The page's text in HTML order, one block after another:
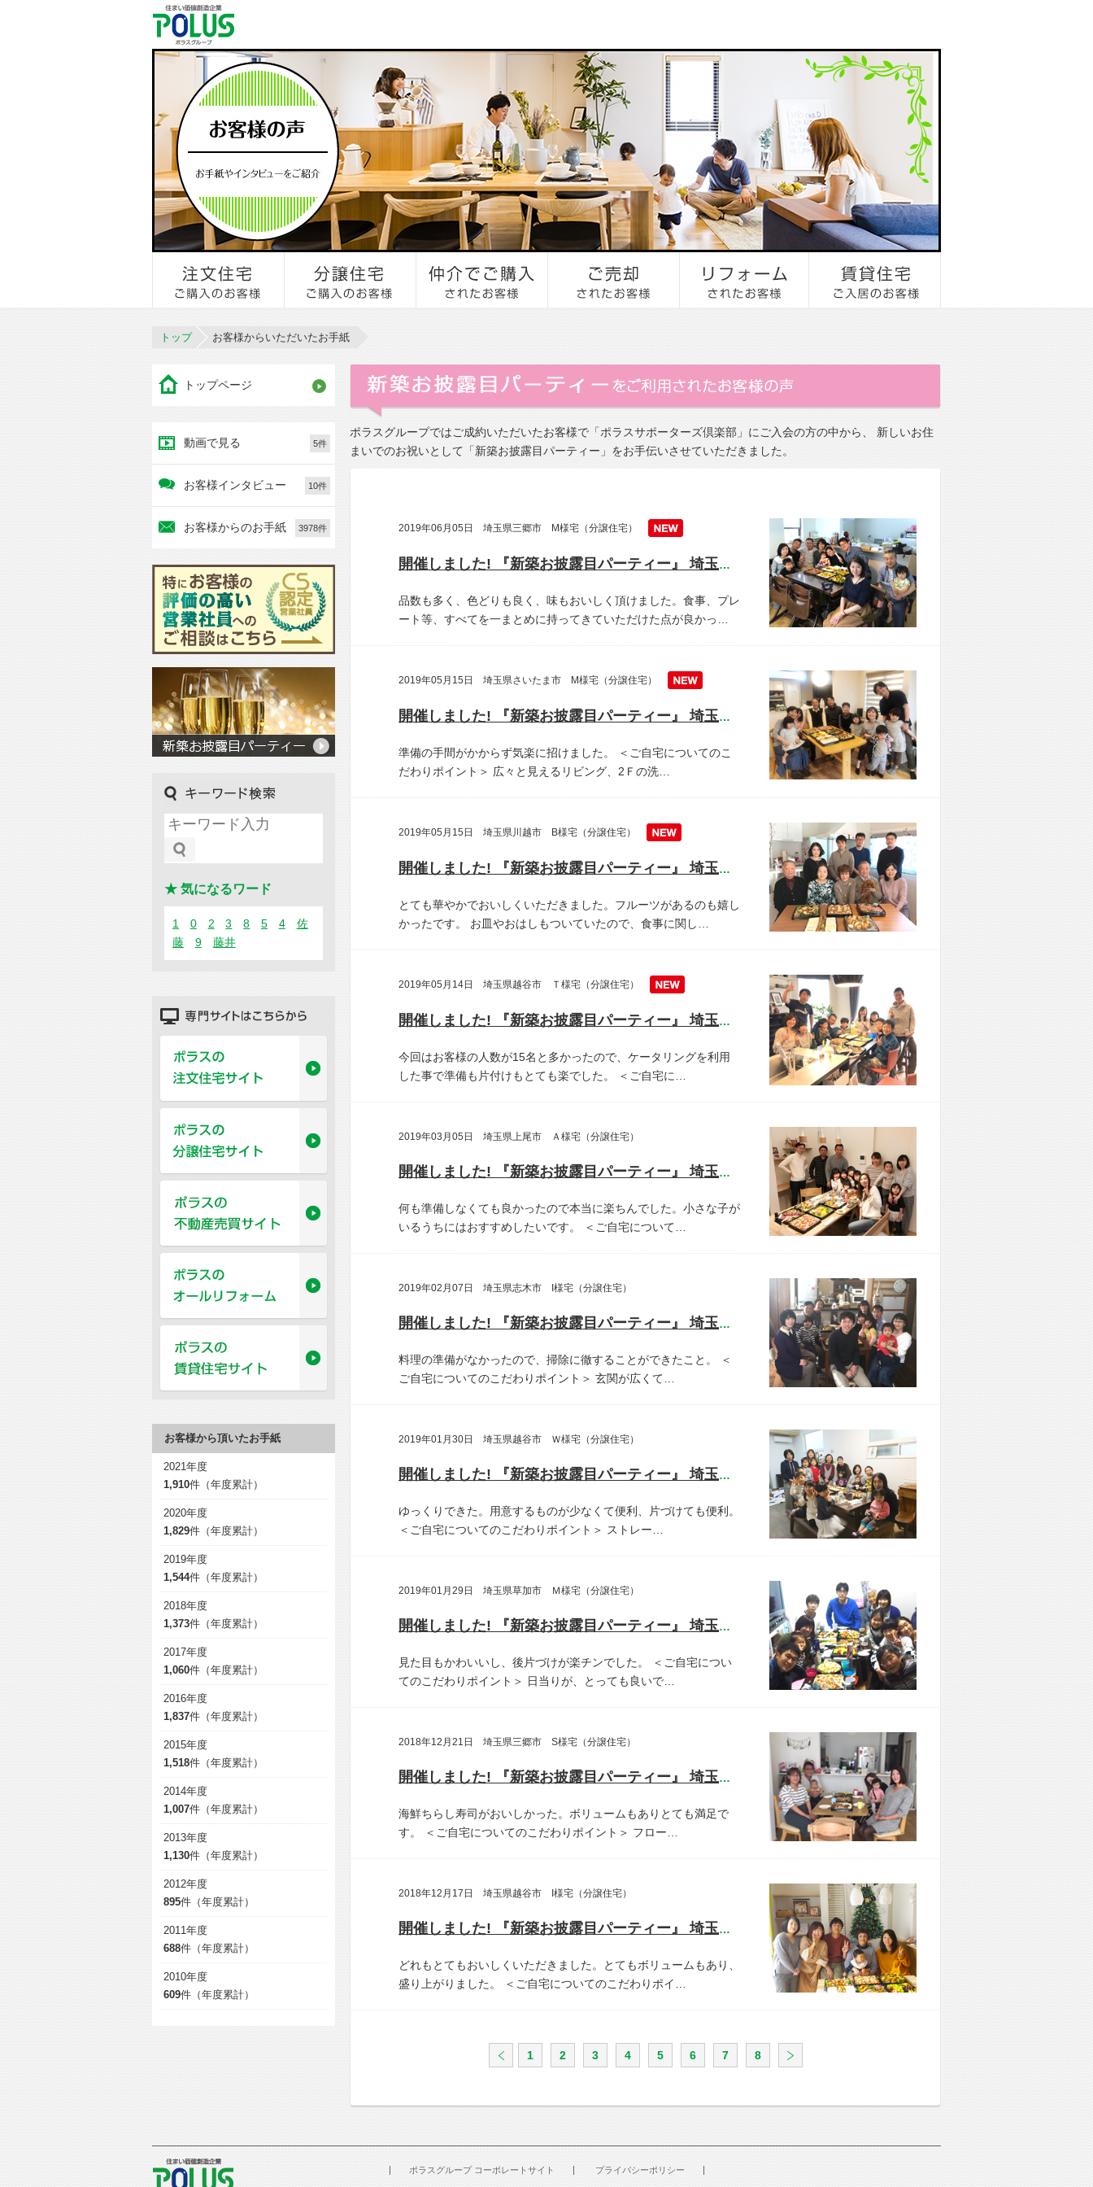
トップ お客様からいただいたお手紙
ポラスグループではご成約いただいたお客様で「ポラスサポーターズ倶楽部」にご入会の方の中から、 新しいお住
まいでのお祝いとして「新築お披露目パーティー」をお手伝いさせていただきました。
2019年06月05日 埼玉県三郷市 M様宅（分譲住宅）
開催しました! 『新築お披露目パーティー』 埼玉県三郷市 M様宅
品数も多く、色どりも良く、味もおいしく頂けました。食事、プレ
ート等、すべてを一まとめに持ってきていただけた点が良かっ…
2019年05月15日 埼玉県さいたま市 M様宅（分譲住宅）
開催しました! 『新築お披露目パーティー』 埼玉県越谷市 M様宅
準備の手間がかからず気楽に招けました。
＜ご自宅についてのこ
だわりポイント＞ 広々と見えるリビング、2Ｆの洗…
2019年05月15日 埼玉県川越市 B様宅（分譲住宅）
開催しました! 『新築お披露目パーティー』 埼玉県川越市 B様宅
とても華やかでおいしくいただきました。フルーツがあるのも嬉し
かったです。
お皿やおはしもついていたので、食事に関し…
2019年05月14日 埼玉県越谷市 Ｔ様宅（分譲住宅）
開催しました! 『新築お披露目パーティー』 埼玉県越谷市 T様宅
今回はお客様の人数が15名と多かったので、ケータリングを利用
した事で準備も片付けもとても楽でした。
＜ご自宅に…
2019年03月05日 埼玉県上尾市 Ａ様宅（分譲住宅）
開催しました! 『新築お披露目パーティー』 埼玉県上尾市 A様宅
何も準備しなくても良かったので本当に楽ちんでした。小さな子が
いるうちにはおすすめしたいです。
＜ご自宅について…
2019年02月07日 埼玉県志木市 I様宅（分譲住宅）
開催しました! 『新築お披露目パーティー』 埼玉県志木市 I様宅
料理の準備がなかったので、掃除に徹することができたこと。
＜
ご自宅についてのこだわりポイント＞ 玄関が広くて…
2019年01月30日 埼玉県越谷市 Ｗ様宅（分譲住宅）
開催しました! 『新築お披露目パーティー』 埼玉県越谷市 W様宅
ゆっくりできた。用意するものが少なくて便利、片づけても便利。
＜ご自宅についてのこだわりポイント＞ ストレー…
2019年01月29日 埼玉県草加市 Ｍ様宅（分譲住宅）
開催しました! 『新築お披露目パーティー』 埼玉県草加市 M様宅
見た目もかわいいし、後片づけが楽チンでした。
＜ご自宅につい
てのこだわりポイント＞ 日当りが、とっても良いで…
2018年12月21日 埼玉県三郷市 S様宅（分譲住宅）
開催しました! 『新築お披露目パーティー』 埼玉県三郷市 S様宅
海鮮ちらし寿司がおいしかった。ボリュームもありとても満足で
す。
＜ご自宅についてのこだわりポイント＞ フロー…
2018年12月17日 埼玉県越谷市 I様宅（分譲住宅）
開催しました! 『新築お披露目パーティー』 埼玉県越谷市 I様宅
どれもとてもおいしくいただきました。とてもボリュームもあり、
盛り上がりました。
＜ご自宅についてのこだわりポイ…
1 2 3 4 5 6 7 8
トップページ
動画で見る 5件
お客様インタビュー 10件
お客様からのお手紙 3978件
★ 気になるワード
1 0 2 3 8 5 4
佐
藤
9 藤井
お客様から頂いたお手紙
2021年度
1,910件（年度累計）
2020年度
1,829件（年度累計）
2019年度
1,544件（年度累計）
2018年度
1,373件（年度累計）
2017年度
1,060件（年度累計）
2016年度
1,837件（年度累計）
2015年度
1,518件（年度累計）
2014年度
1,007件（年度累計）
2013年度
1,130件（年度累計）
2012年度
895件（年度累計）
2011年度
688件（年度累計）
2010年度
609件（年度累計）
ポラスグループ コーポレートサイト
プライバシーポリシー